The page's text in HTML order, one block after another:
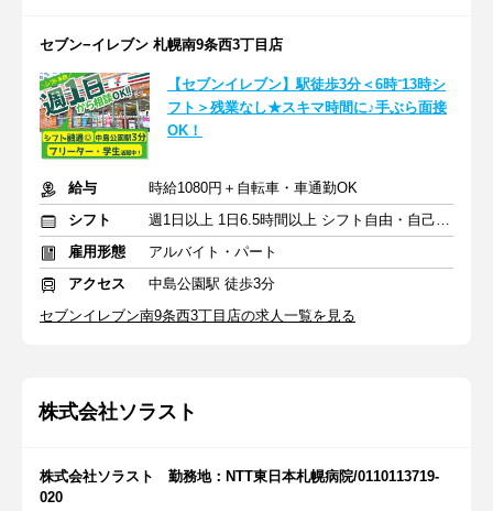
セブン−イレブン 札幌南9条西3丁目店
【セブンイレブン】駅徒歩3分＜6時⁻13時シ
フト＞残業なし★スキマ時間に♪手ぶら面接
OK！
給与
時給1080円＋自転車・車通勤OK
シフト
週1日以上 1日6.5時間以上 シフト自由・自己申告
雇用形態
アルバイト・パート
アクセス
中島公園駅 徒歩3分
セブンイレブン南9条西3丁目店の求人一覧を見る
株式会社ソラスト
株式会社ソラスト 勤務地：NTT東日本札幌病院/0110113719-
020